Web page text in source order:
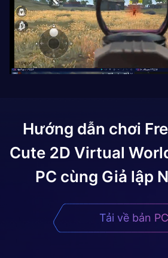
Hướng dẫn chơi
Cute 2D Virtual
PC cùng Giả lập
Tải về bản PC